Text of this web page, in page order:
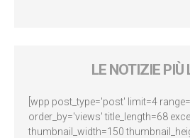
LE NOTIZIE PIÙ
[wpp post_type='post' limit=4
order_by='views' title_length=68
thumbnail_width=150